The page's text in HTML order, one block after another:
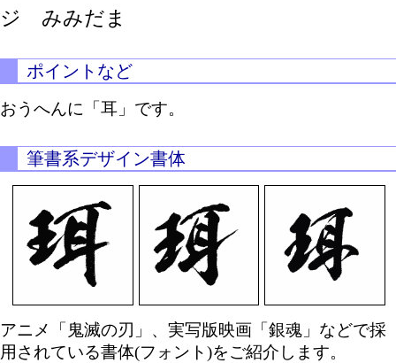
ジ みみだま
ポイントなど
おうへんに「耳」です。
筆書系デザイン書体
アニメ「鬼滅の刃」、実写版映画「銀魂」などで採
用されている書体(フォント)をご紹介します。